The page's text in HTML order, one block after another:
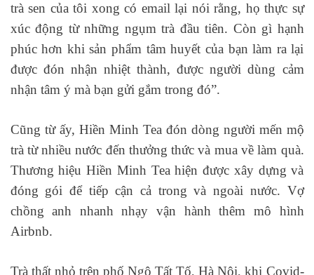
trà sen của tôi xong có email lại nói rằng, họ thực sự
xúc động từ những ngụm trà đầu tiên. Còn gì hạnh
phúc hơn khi sản phẩm tâm huyết của bạn làm ra lại
được đón nhận nhiệt thành, được người dùng cảm
nhận tâm ý mà bạn gửi gắm trong đó”.
Cũng từ ấy, Hiền Minh Tea đón dòng người mến mộ
trà từ nhiều nước đến thưởng thức và mua về làm quà.
Thương hiệu Hiền Minh Tea hiện được xây dựng và
đóng gói để tiếp cận cả trong và ngoài nước. Vợ
chồng anh nhanh nhạy vận hành thêm mô hình
Airbnb.
Trà thất nhỏ trên phố Ngô Tất Tố, Hà Nội, khi Covid-